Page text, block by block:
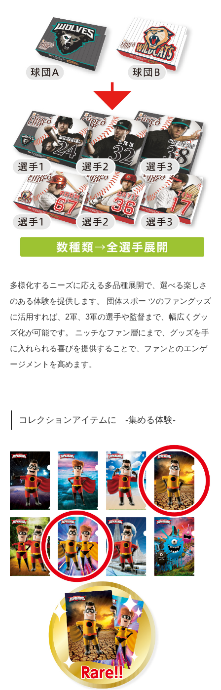
多様化するニーズに応える多品種展開で、選べる楽しさ
のある体験を提供します。 団体スポー ツのファングッズ
に活用すれば、2軍、3軍の選手や監督まで、幅広くグッ
ズ化が可能です。 ニッチなファン層にまで、グッズを手
に入れられる喜びを提供することで、ファンとのエンゲ
ージメントを高めます。
コレクションアイテムに -集める体験-